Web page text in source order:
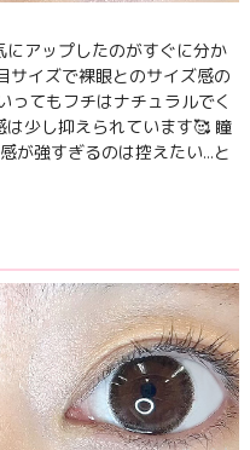
アップしたのがすぐに分か
サイズで裸眼とのサイズ感の
ってもフチはナチュラルでく
は少し抑えられています🥰 瞳
が強すぎるのは控えたい...と